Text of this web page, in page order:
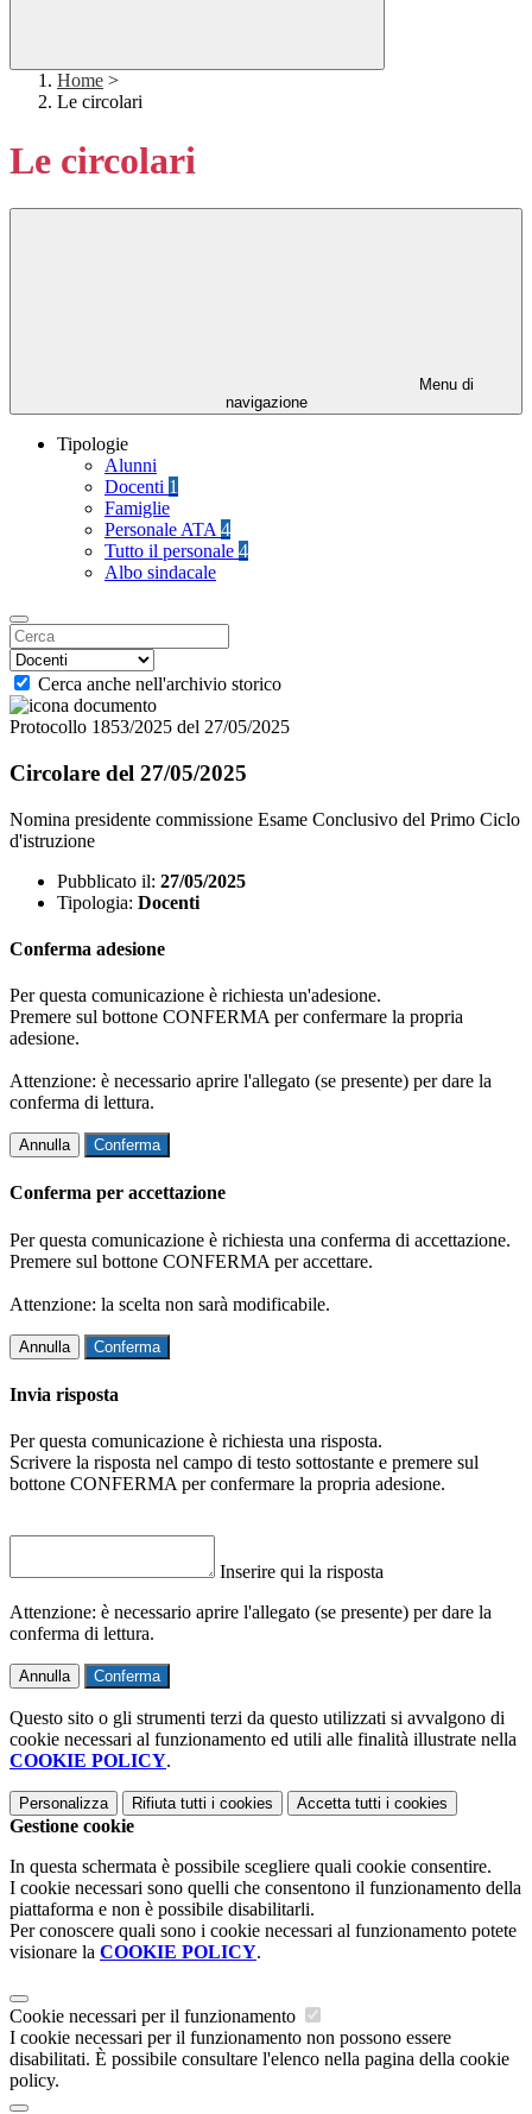
Home >
Le circolari
Le circolari
Menu di
navigazione
Tipologie
Alunni
Docenti 1
Famiglie
Personale ATA 4
Tutto il personale 4
Albo sindacale
Cerca anche nell'archivio storico
Protocollo 1853/2025 del 27/05/2025
Circolare del 27/05/2025
Nomina presidente commissione Esame Conclusivo del Primo Ciclo
d'istruzione
Pubblicato il: 27/05/2025
Tipologia: Docenti
Conferma adesione
Per questa comunicazione è richiesta un'adesione.
Premere sul bottone CONFERMA per confermare la propria
adesione.
Attenzione: è necessario aprire l'allegato (se presente) per dare la
conferma di lettura.
Annulla Conferma
Conferma per accettazione
Per questa comunicazione è richiesta una conferma di accettazione.
Premere sul bottone CONFERMA per accettare.
Attenzione: la scelta non sarà modificabile.
Annulla Conferma
Invia risposta
Per questa comunicazione è richiesta una risposta.
Scrivere la risposta nel campo di testo sottostante e premere sul
bottone CONFERMA per confermare la propria adesione.
Inserire qui la risposta
Attenzione: è necessario aprire l'allegato (se presente) per dare la
conferma di lettura.
Annulla Conferma
Questo sito o gli strumenti terzi da questo utilizzati si avvalgono di
cookie necessari al funzionamento ed utili alle finalità illustrate nella
COOKIE POLICY.
Personalizza Rifiuta tutti i cookies Accetta tutti i cookies
Gestione cookie
In questa schermata è possibile scegliere quali cookie consentire.
I cookie necessari sono quelli che consentono il funzionamento della
piattaforma e non è possibile disabilitarli.
Per conoscere quali sono i cookie necessari al funzionamento potete
visionare la COOKIE POLICY.
Cookie necessari per il funzionamento
I cookie necessari per il funzionamento non possono essere
disabilitati. È possibile consultare l'elenco nella pagina della cookie
policy.